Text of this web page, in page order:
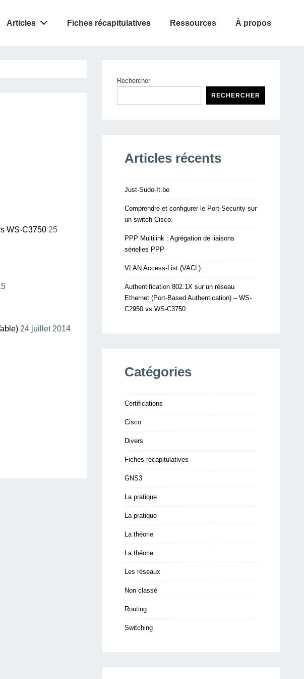
Articles Fiches récapitulatives Ressources À propos
WS-C3750 25
24 juillet 2014
Rechercher
RECHERCHER
Articles récents
Just-Sudo-It.be
Comprendre et configurer le Port-Security sur
un switch Cisco.
PPP Multilink : Agrégation de liaisons
sérielles PPP
VLAN Access-List (VACL)
Authentification 802.1X sur un réseau
Ethernet (Port-Based Authentication) – WS-
C2950 vs WS-C3750
Catégories
Certifications
Cisco
Divers
Fiches récapitulatives
GNS3
La pratique
La pratique
La théorie
La théorie
Les réseaux
Non classé
Routing
Switching